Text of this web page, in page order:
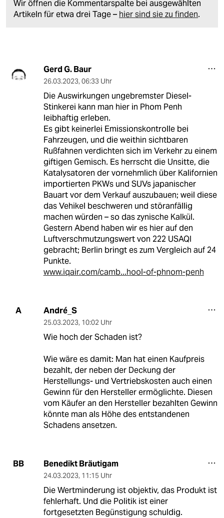
Wir öffnen die Kommentarspalte bei ausgewählten
Artikeln für etwa drei Tage – hier sind sie zu finden.
Gerd G. Baur
26.03.2023, 06:33 Uhr
Die Auswirkungen ungebremster Diesel-
Stinkerei kann man hier in Phom Penh
leibhaftig erleben.
Es gibt keinerlei Emissionskontrolle bei
Fahrzeugen, und die weithin sichtbaren
Rußfahnen verdichten sich im Verkehr zu einem
giftigen Gemisch. Es herrscht die Unsitte, die
Katalysatoren der vornehmlich über Kalifornien
importierten PKWs und SUVs japanischer
Bauart vor dem Verkauf auszubauen; weil diese
das Vehikel beschweren und störanfällig
machen würden – so das zynische Kalkül.
Gestern Abend haben wir es hier auf den
Luftverschmutzungswert von 222 USAQI
gebracht; Berlin bringt es zum Vergleich auf 24
Punkte.
www.iqair.com/camb...hool-of-phnom-penh
A André_S
25.03.2023, 10:02 Uhr
Wie hoch der Schaden ist?
Wie wäre es damit: Man hat einen Kaufpreis
bezahlt, der neben der Deckung der
Herstellungs- und Vertriebskosten auch einen
Gewinn für den Hersteller ermöglichte. Diesen
vom Käufer an den Hersteller bezahlten Gewinn
könnte man als Höhe des entstandenen
Schadens ansetzen.
BB Benedikt Bräutigam
24.03.2023, 11:15 Uhr
Die Wertminderung ist objektiv, das Produkt ist
fehlerhaft. Und die Politik ist einer
fortgesetzten Begünstigung schuldig.